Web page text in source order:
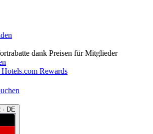
dank Preisen für Mitglieder
Rewards
· DE